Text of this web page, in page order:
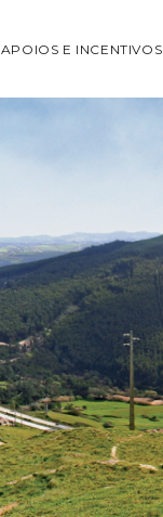
APOIOS E INCENTIVOS